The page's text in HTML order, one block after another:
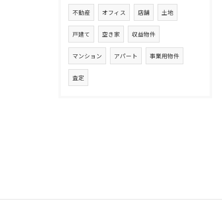
不動産 オフィス 店舗 土地
戸建て 空き家 収益物件
マンション アパート 事業用物件
査定